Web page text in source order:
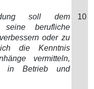
soll dem
seine berufliche
oder zu
die Kenntnis
vermitteln,
in Betrieb und
10